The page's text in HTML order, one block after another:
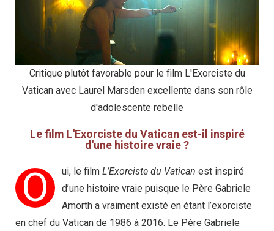
Critique plutôt favorable pour le film L'Exorciste du
Vatican avec Laurel Marsden excellente dans son rôle
d'adolescente rebelle
Le film L'Exorciste du Vatican est-il inspiré
d'une histoire vraie ?
O ui, le film L’Exorciste du Vatican est inspiré
d’une histoire vraie puisque le Père Gabriele
Amorth a vraiment existé en étant l’exorciste
en chef du Vatican de 1986 à 2016. Le Père Gabriele